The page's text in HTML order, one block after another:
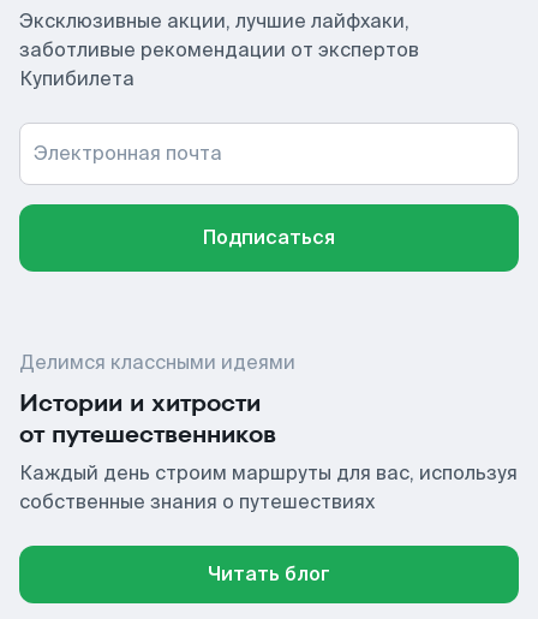
Эксклюзивные акции, лучшие лайфхаки,
заботливые рекомендации от экспертов
Купибилета
Электронная почта
Подписаться
Делимся классными идеями
Истории и хитрости
от путешественников
Каждый день строим маршруты для вас, используя
собственные знания о путешествиях
Читать блог